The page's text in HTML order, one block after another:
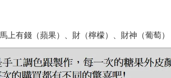
有錢（蘋果）、財（檸檬）、財神（葡萄）